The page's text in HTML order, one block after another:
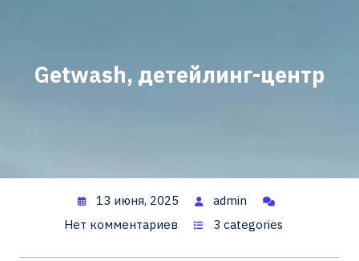
Getwash, детейлинг-центр
13 июня, 2025
admin
Нет комментариев
3 categories